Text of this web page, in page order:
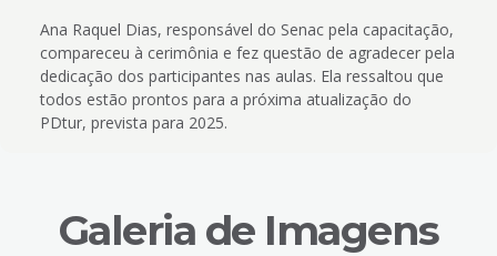
Ana Raquel Dias, responsável do Senac pela capacitação,
compareceu à cerimônia e fez questão de agradecer pela
dedicação dos participantes nas aulas. Ela ressaltou que
todos estão prontos para a próxima atualização do
PDtur, prevista para 2025.
Galeria de Imagens